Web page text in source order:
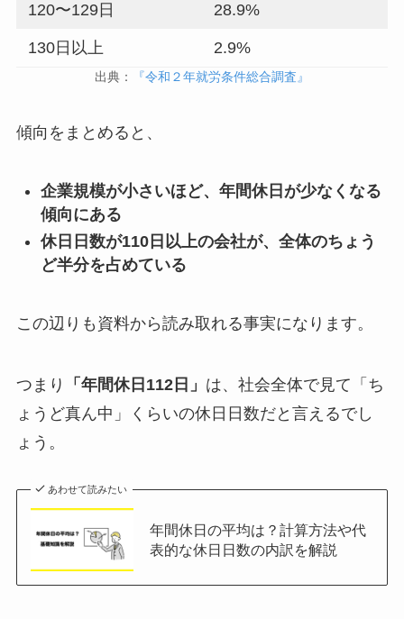
120〜129日 28.9%
130日以上 2.9%
出典： 『令和２年就労条件総合調査』
傾向をまとめると、
企業規模が小さいほど、年間休日が少なくなる
傾向にある
休日日数が110日以上の会社が、全体のちょう
ど半分を占めている
この辺りも資料から読み取れる事実になります。
つまり 「年間休日112日」 は、社会全体で見て「ち
ょうど真ん中」くらいの休日日数だと言えるでし
ょう。
あわせて読みたい
年間休日の平均は？計算方法や代
表的な休日日数の内訳を解説